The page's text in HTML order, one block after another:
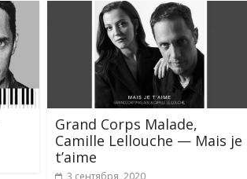
Grand Corps Malade,
Camille Lellouche — Mais je
t’aime
3 сентября, 2020